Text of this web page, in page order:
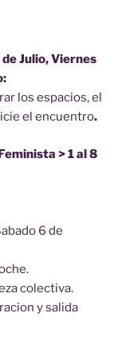
Julio, Viernes
los espacios, el
el encuentro.
> 1 al 8
6 de
colectiva.
y salida